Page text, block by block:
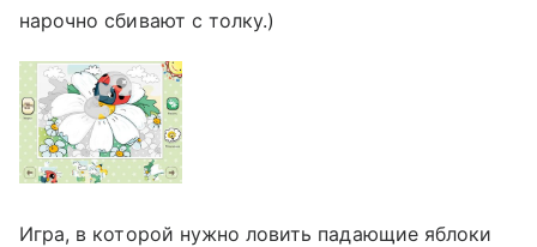
нарочно сбивают с толку.)
Игра, в которой нужно ловить падающие яблоки